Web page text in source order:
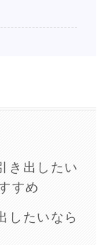
き出したい
すめ
したいなら